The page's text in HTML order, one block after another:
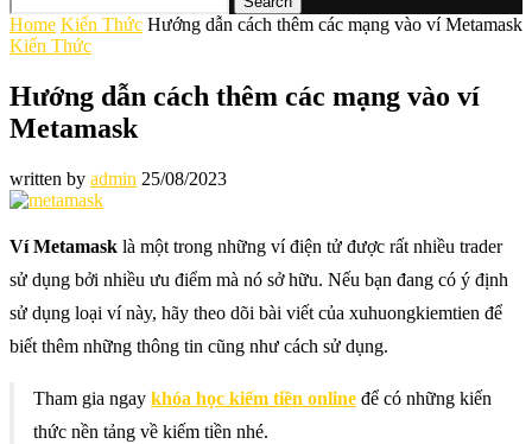
Home Kiến Thức Hướng dẫn cách thêm các mạng vào ví Metamask
Kiến Thức
Hướng dẫn cách thêm các mạng vào ví
Metamask
written by admin 25/08/2023
Ví Metamask là một trong những ví điện tử được rất nhiều trader
sử dụng bởi nhiều ưu điểm mà nó sở hữu. Nếu bạn đang có ý định
sử dụng loại ví này, hãy theo dõi bài viết của xuhuongkiemtien để
biết thêm những thông tin cũng như cách sử dụng.
Tham gia ngay khóa học kiếm tiền online để có những kiến
thức nền tảng về kiếm tiền nhé.